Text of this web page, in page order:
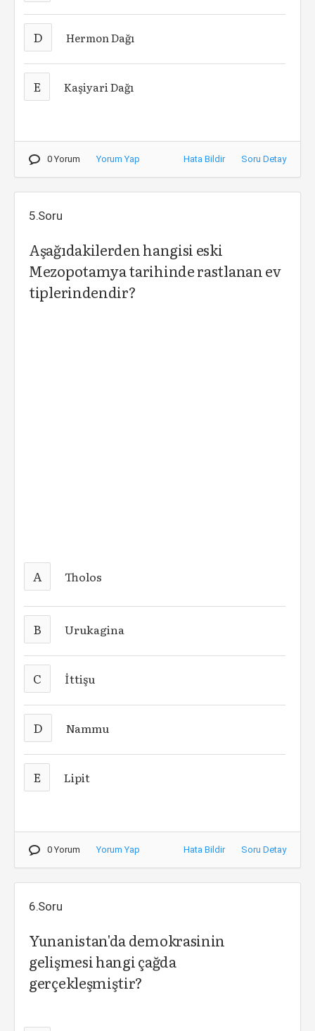
D Hermon Dağı
E Kaşiyari Dağı
0 Yorum Yorum Yap Hata Bildir Soru Detay
5.Soru
Aşağıdakilerden hangisi eski
Mezopotamya tarihinde rastlanan ev
tiplerindendir?
A Tholos
B Urukagina
C İttişu
D Nammu
E Lipit
0 Yorum Yorum Yap Hata Bildir Soru Detay
6.Soru
Yunanistan'da demokrasinin
gelişmesi hangi çağda
gerçekleşmiştir?